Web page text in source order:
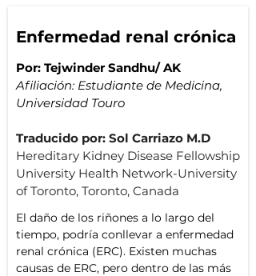
Enfermedad renal crónica
Por: Tejwinder Sandhu/ AK
Afiliación: Estudiante de Medicina,
Universidad Touro
Traducido por: Sol Carriazo M.D
Hereditary Kidney Disease Fellowship
University Health Network-University
of Toronto, Toronto, Canada
El daño de los riñones a lo largo del
tiempo, podría conllevar a enfermedad
renal crónica (ERC). Existen muchas
causas de ERC, pero dentro de las más